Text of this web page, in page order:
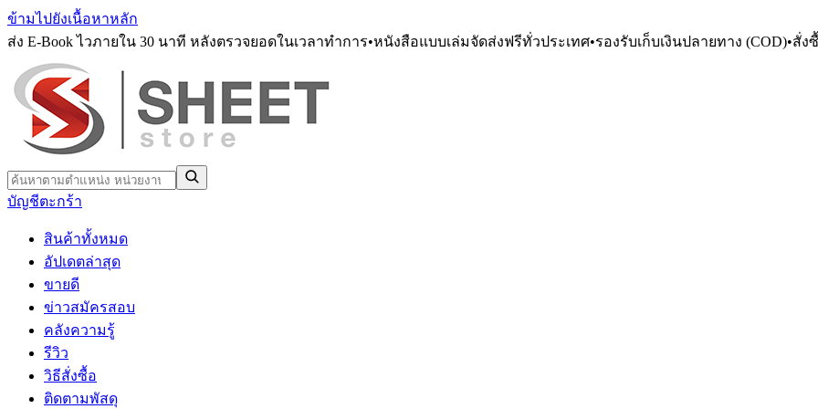
ข้ามไปยังเนื้อหาหลัก
ส่ง E-Book ไวภายใน 30 นาที หลังตรวจยอดในเวลาทำการ•หนังสือแบบเล่มจัดส่งฟรีทั่วประเทศ•รองรับเก็บเงินปลายทาง (COD)•สั่ง
บัญชีตะกร้า
สินค้าทั้งหมด
อัปเดตล่าสุด
ขายดี
ข่าวสมัครสอบ
คลังความรู้
รีวิว
วิธีสั่งซื้อ
ติดตามพัสดุ